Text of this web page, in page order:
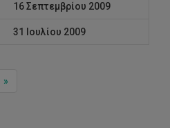
16 Σεπτεμβρίου 2009
31 Ιουλίου 2009
»